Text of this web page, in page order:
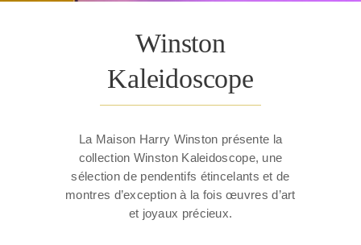
Winston
Kaleidoscope
La Maison Harry Winston présente la
collection Winston Kaleidoscope, une
sélection de pendentifs étincelants et de
montres d’exception à la fois œuvres d’art
et joyaux précieux.